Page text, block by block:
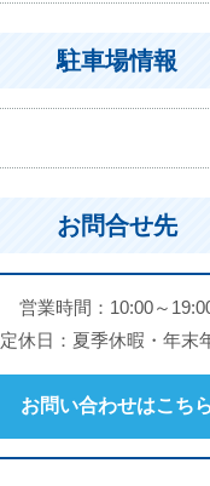
駐車場情報
お問合せ先
営業時間：10:00～
定休日：夏季休暇・年末
お問い合わせはこちら